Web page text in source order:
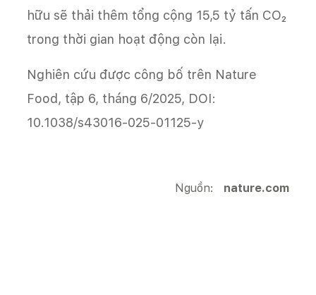
hữu sẽ thải thêm tổng cộng 15,5 tỷ tấn CO₂
trong thời gian hoạt động còn lại.
Nghiên cứu được công bố trên Nature
Food, tập 6, tháng 6/2025, DOI:
10.1038/s43016-025-01125-y
Nguồn: nature.com